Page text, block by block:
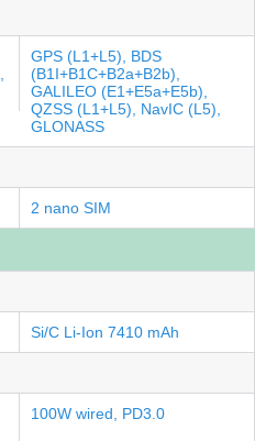
GPS (L1+L5), BDS
(B1I+B1C+B2a+B2b),
GALILEO (E1+E5a+E5b),
QZSS (L1+L5), NavIC (L5),
GLONASS
2 nano SIM
Si/C Li-Ion 7410 mAh
100W wired, PD3.0